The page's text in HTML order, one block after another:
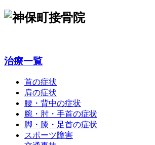
治療一覧
首の症状
肩の症状
腰・背中の症状
腕・肘・手首の症状
脚・膝・足首の症状
スポーツ障害